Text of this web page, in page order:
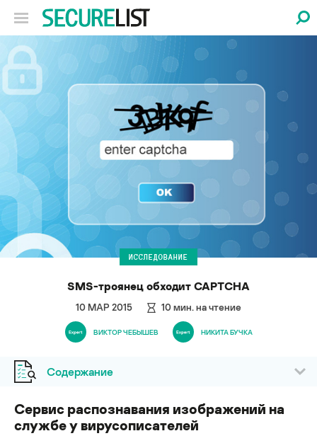
ИССЛЕДОВАНИЕ
SMS-троянец обходит CAPTCHA
10 МАР 2015 10мин. на чтение
ВИКТОР ЧЕБЫШЕВ НИКИТА БУЧКА
Содержание
Сервис распознавания изображений на
службе у вирусописателей